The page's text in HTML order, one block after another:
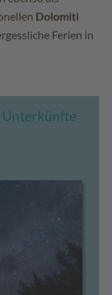
Dolomiti
Ferien in
Unterkünfte